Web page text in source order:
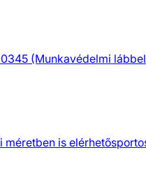
(Munkavédelmi
méretben is elérhető